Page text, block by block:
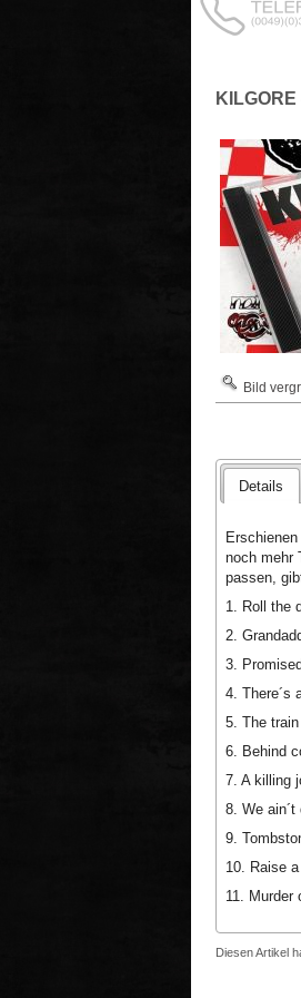
Bild
Details
noch mehr
passen,
1. Roll the
2.
3.
4. There´s
5. The
6. Behind
7. A killing
8. We ain´t
9.
10. Raise
11. Murder
Diesen Artikel